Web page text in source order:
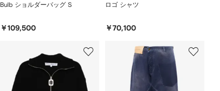
Bulb ショルダーバッグ S
￥109,500
ロゴ シャツ
￥70,100